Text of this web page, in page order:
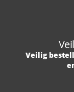
Veilig